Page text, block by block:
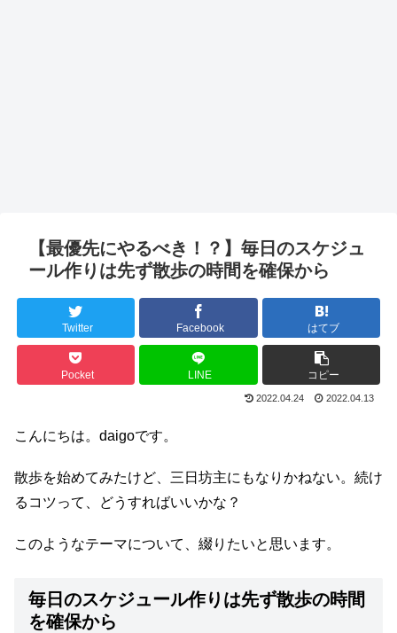
【最優先にやるべき！？】毎日のスケジュ
ール作りは先ず散歩の時間を確保から
Twitter Facebook はてブ
Pocket LINE コピー
2022.04.24 2022.04.13
こんにちは。daigoです。
散歩を始めてみたけど、三日坊主にもなりかねない。続け
るコツって、どうすればいいかな？
このようなテーマについて、綴りたいと思います。
毎日のスケジュール作りは先ず散歩の時間
を確保から